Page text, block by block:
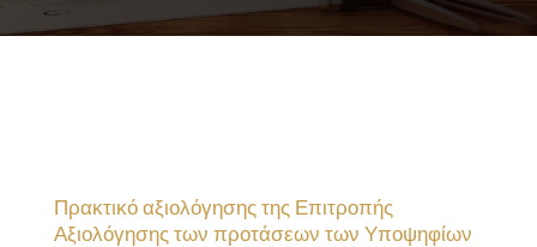
Πρακτικό αξιολόγησης της Επιτροπής
Αξιολόγησης των προτάσεων των Υποψηφίων